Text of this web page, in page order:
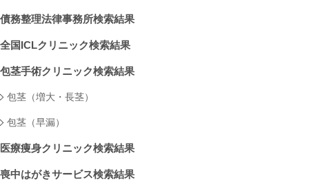
債務整理法律事務所検索結果
全国ICLクリニック検索結果
包茎手術クリニック検索結果
包茎（増大・長茎）
包茎（早漏）
医療痩身クリニック検索結果
喪中はがきサービス検索結果